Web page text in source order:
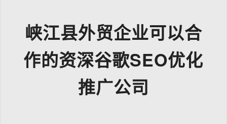
峡江县外贸企业可以合
作的资深谷歌SEO优化
推广公司